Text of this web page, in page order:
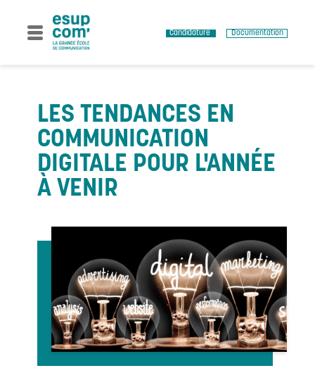
content
Candidature Documentation
LES TENDANCES EN
COMMUNICATION
DIGITALE POUR L'ANNÉE
À VENIR